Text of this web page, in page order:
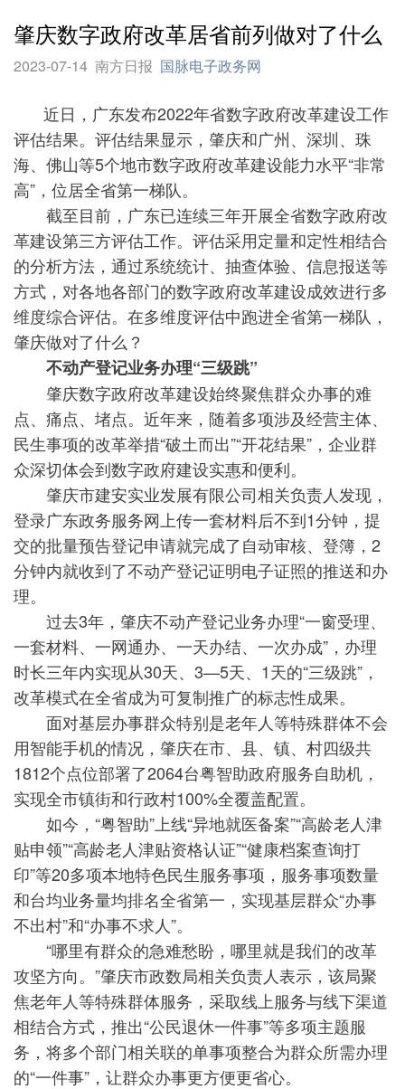
肇庆数字政府改革居省前列做对了什么
2023-07-14 南方日报 国脉电子政务网
近日，广东发布2022年省数字政府改革建设工作
评估结果。评估结果显示，肇庆和广州、深圳、珠
海、佛山等5个地市数字政府改革建设能力水平“非常
高”，位居全省第一梯队。
截至目前，广东已连续三年开展全省数字政府改
革建设第三方评估工作。评估采用定量和定性相结合
的分析方法，通过系统统计、抽查体验、信息报送等
方式，对各地各部门的数字政府改革建设成效进行多
维度综合评估。在多维度评估中跑进全省第一梯队，
肇庆做对了什么？
不动产登记业务办理“三级跳”
肇庆数字政府改革建设始终聚焦群众办事的难
点、痛点、堵点。近年来，随着多项涉及经营主体、
民生事项的改革举措“破土而出”“开花结果”，企业群
众深切体会到数字政府建设实惠和便利。
肇庆市建安实业发展有限公司相关负责人发现，
登录广东政务服务网上传一套材料后不到1分钟，提
交的批量预告登记申请就完成了自动审核、登簿，2
分钟内就收到了不动产登记证明电子证照的推送和办
理。
过去3年，肇庆不动产登记业务办理“一窗受理、
一套材料、一网通办、一天办结、一次办成”，办理
时长三年内实现从30天、3—5天、1天的“三级跳”，
改革模式在全省成为可复制推广的标志性成果。
面对基层办事群众特别是老年人等特殊群体不会
用智能手机的情况，肇庆在市、县、镇、村四级共
1812个点位部署了2064台粤智助政府服务自助机，
实现全市镇街和行政村100%全覆盖配置。
如今，“粤智助”上线“异地就医备案”“高龄老人津
贴申领”“高龄老人津贴资格认证”“健康档案查询打
印”等20多项本地特色民生服务事项，服务事项数量
和台均业务量均排名全省第一，实现基层群众“办事
不出村”和“办事不求人”。
“哪里有群众的急难愁盼，哪里就是我们的改革
攻坚方向。”肇庆市政数局相关负责人表示，该局聚
焦老年人等特殊群体服务，采取线上服务与线下渠道
相结合方式，推出“公民退休一件事”等多项主题服
务，将多个部门相关联的单事项整合为群众所需办理
的“一件事”，让群众办事更方便更省心。